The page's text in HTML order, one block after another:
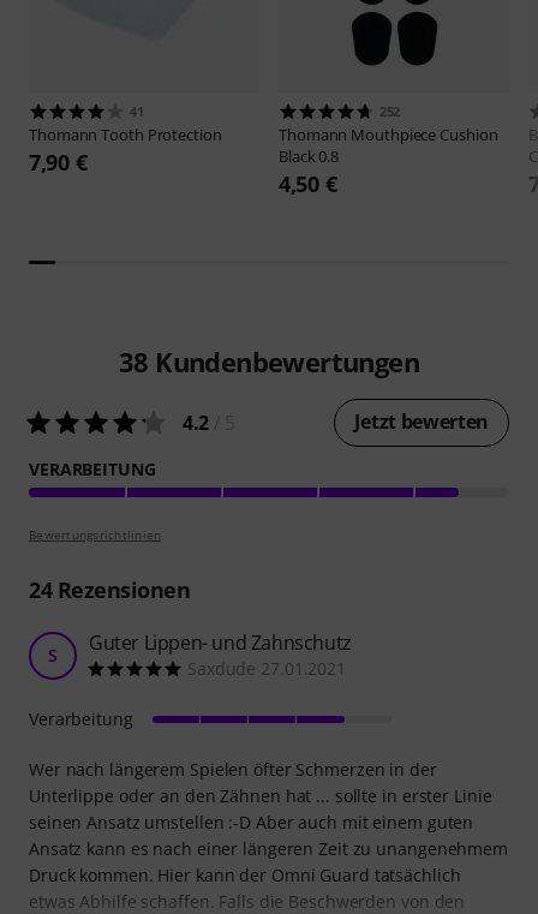
41
ThomannTooth Protection
7,90 €
252
Thomann Mouthpiece Cushion
Black 0.8
4,50 €
38 Kundenbewertungen
4.2 Jetzt bewerten
VERARBEITUNG
Bewertungsrichtlinien
24Rezensionen
S Guter Lippen- und Zahnschutz
Saxdude 27.01.2021
Wer nach längerem Spielen öfter Schmerzen in der
Unterlippe oder an den Zähnen hat ... sollte in erster Linie
seinen Ansatz umstellen :-D Aber auch mit einem guten
Ansatz kann es nach einer längeren Zeit zu unangenehmem
Druck kommen. Hier kann der Omni Guard tatsächlich
etwas Abhilfe schaffen. Falls die Beschwerden von den
Verarbeitung